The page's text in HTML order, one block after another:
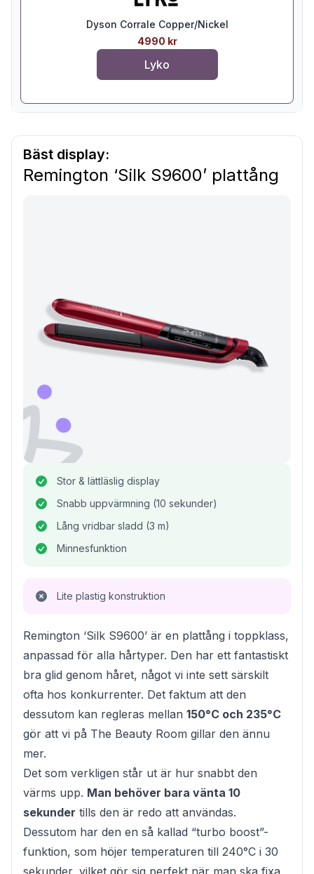
Dyson Corrale Copper/Nickel
4990 kr
Lyko
Bäst display:
Remington ‘Silk S9600’ plattång
Stor & lättläslig display
Snabb uppvärmning (10 sekunder)
Lång vridbar sladd (3 m)
Minnesfunktion
Lite plastig konstruktion
Remington ‘Silk S9600’ är en plattång i toppklass,
anpassad för alla hårtyper. Den har ett fantastiskt
bra glid genom håret, något vi inte sett särskilt
ofta hos konkurrenter. Det faktum att den
dessutom kan regleras mellan 150°C och 235°C
gör att vi på The Beauty Room gillar den ännu
mer.
Det som verkligen står ut är hur snabbt den
värms upp. Man behöver bara vänta 10
sekunder tills den är redo att användas.
Dessutom har den en så kallad “turbo boost”-
funktion, som höjer temperaturen till 240°C i 30
sekunder, vilket gör sig perfekt när man ska fixa